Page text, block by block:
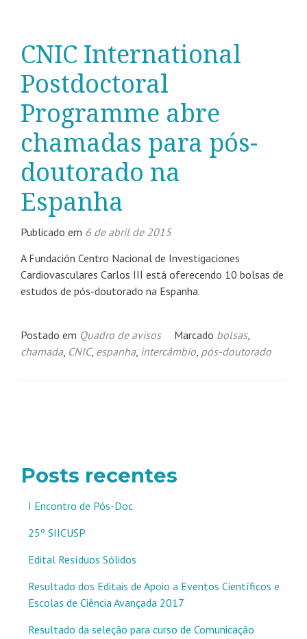
CNIC International
Postdoctoral
Programme abre
chamadas para pós-
doutorado na
Espanha
Publicado em 6 de abril de 2015
A Fundación Centro Nacional de Investigaciones
Cardiovasculares Carlos III está oferecendo 10 bolsas de
estudos de pós-doutorado na Espanha.
Postado em Quadro de avisos Marcado bolsas,
chamada, CNIC, espanha, intercâmbio, pós-doutorado
Posts recentes
I Encontro de Pós-Doc
25º SIICUSP
Edital Resíduos Sólidos
Resultado dos Editais de Apoio a Eventos Científicos e
Escolas de Ciência Avançada 2017
Resultado da seleção para curso de Comunicação